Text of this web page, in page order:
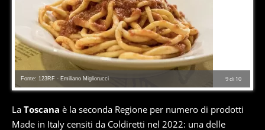
9di 10
Fonte: 123RF - Emiliano Migliorucci
La Toscana è la seconda Regione per numero di prodotti
Made in Italy censiti da Coldiretti nel 2022: una delle